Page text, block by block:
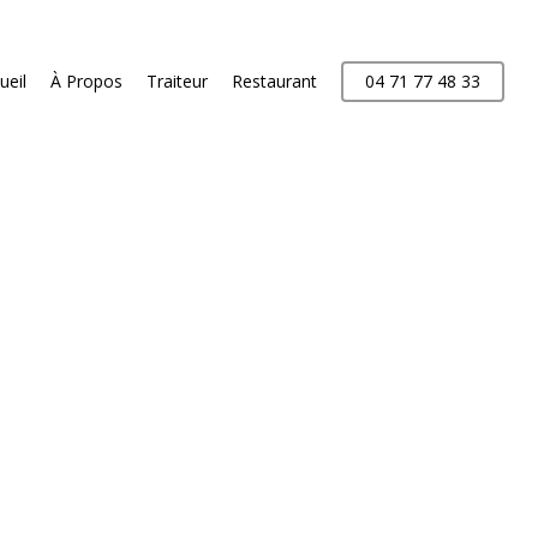
À Propos Traiteur Restaurant 04 71 77 48 33